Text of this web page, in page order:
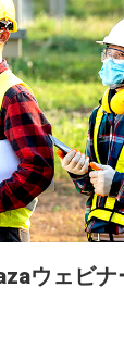
ウェビナ